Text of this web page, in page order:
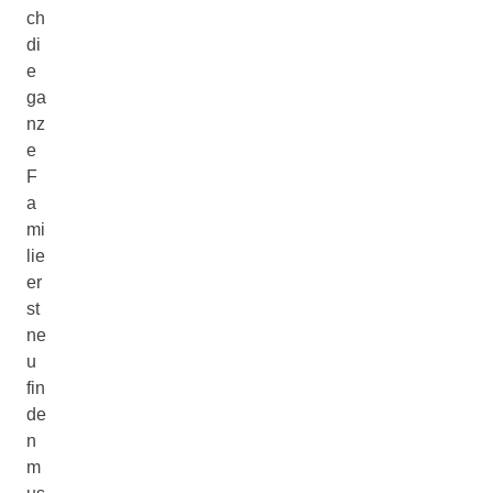
ch
di
e
ga
nz
e
F
a
mi
lie
er
st
ne
u
fin
de
n
m